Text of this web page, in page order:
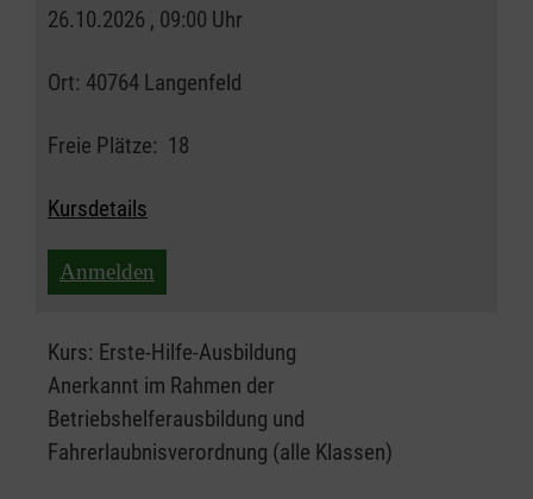
26.10.2026 , 09:00 Uhr
Ort: 40764 Langenfeld
Freie Plätze: 18
Kursdetails
Anmelden
Kurs: Erste-Hilfe-Ausbildung
Anerkannt im Rahmen der
Betriebshelferausbildung und
Fahrerlaubnisverordnung (alle Klassen)